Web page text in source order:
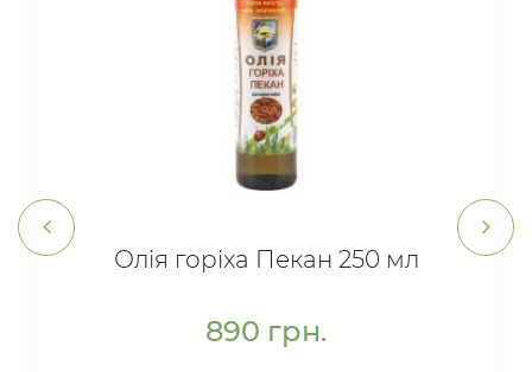
Олія горіха Пекан 250 мл
890 грн.